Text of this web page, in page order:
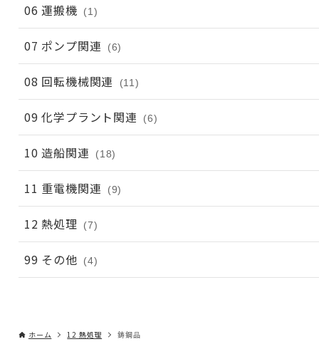
06 運搬機 (1)
07 ポンプ関連 (6)
08 回転機械関連 (11)
09 化学プラント関連 (6)
10 造船関連 (18)
11 重電機関連 (9)
12 熱処理 (7)
99 その他 (4)
ホーム 12 熱処理 鋳鋼品